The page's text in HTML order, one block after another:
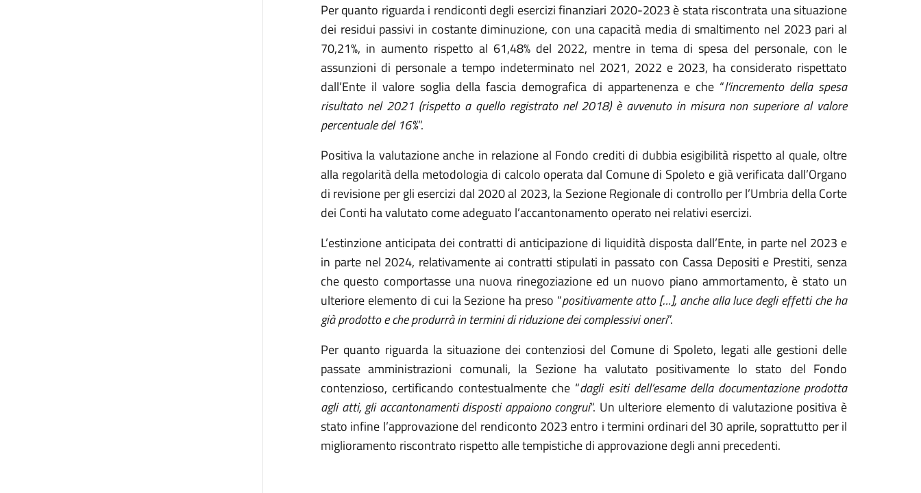
Per quanto riguarda i rendiconti degli esercizi finanziari 2020-2023 è stata riscontrata una situazione
dei residui passivi in costante diminuzione, con una capacità media di smaltimento nel 2023 pari al
70,21%, in aumento rispetto al 61,48% del 2022, mentre in tema di spesa del personale, con le
assunzioni di personale a tempo indeterminato nel 2021, 2022 e 2023, ha considerato rispettato
dall’Ente il valore soglia della fascia demografica di appartenenza e che “l’incremento della spesa
risultato nel 2021 (rispetto a quello registrato nel 2018) è avvenuto in misura non superiore al valore
percentuale del 16%”.
Positiva la valutazione anche in relazione al Fondo crediti di dubbia esigibilità rispetto al quale, oltre
alla regolarità della metodologia di calcolo operata dal Comune di Spoleto e già verificata dall’Organo
di revisione per gli esercizi dal 2020 al 2023, la Sezione Regionale di controllo per l’Umbria della Corte
dei Conti ha valutato come adeguato l’accantonamento operato nei relativi esercizi.
L’estinzione anticipata dei contratti di anticipazione di liquidità disposta dall’Ente, in parte nel 2023 e
in parte nel 2024, relativamente ai contratti stipulati in passato con Cassa Depositi e Prestiti, senza
che questo comportasse una nuova rinegoziazione ed un nuovo piano ammortamento, è stato un
ulteriore elemento di cui la Sezione ha preso “positivamente atto […], anche alla luce degli effetti che ha
già prodotto e che produrrà in termini di riduzione dei complessivi oneri”.
Per quanto riguarda la situazione dei contenziosi del Comune di Spoleto, legati alle gestioni delle
passate amministrazioni comunali, la Sezione ha valutato positivamente lo stato del Fondo
contenzioso, certificando contestualmente che “dagli esiti dell’esame della documentazione prodotta
agli atti, gli accantonamenti disposti appaiono congrui“. Un ulteriore elemento di valutazione positiva è
stato infine l’approvazione del rendiconto 2023 entro i termini ordinari del 30 aprile, soprattutto per il
miglioramento riscontrato rispetto alle tempistiche di approvazione degli anni precedenti.